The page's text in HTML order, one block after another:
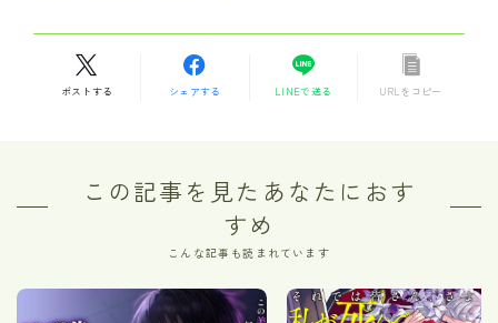
ポストする シェアする LINEで送る URLをコピー
この記事を見たあなたにおす
すめ
こんな記事も読まれています